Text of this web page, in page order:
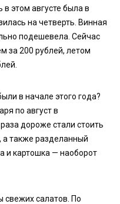
этом августе была в
на четверть. Винная
подешевела. Сейчас
за 200 рублей, летом
в начале этого года?
по август в
дороже стали стоить
также разделанный
и картошка — наоборот
свежих салатов. По